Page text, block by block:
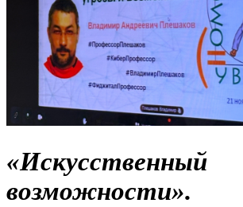
возможности».